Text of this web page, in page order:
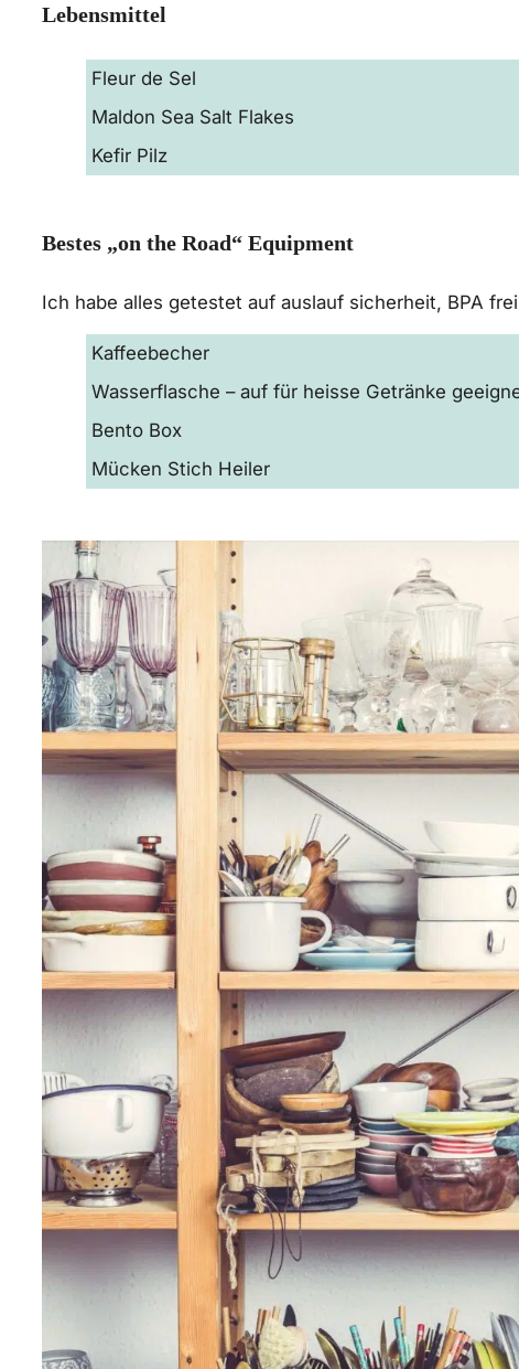
Lebensmittel
Fleur de Sel
Maldon Sea Salt Flakes
Kefir Pilz
Bestes „on the Road“ Equipment
Ich habe alles getestet auf auslauf sicherheit, BPA
Kaffeebecher
Wasserflasche – auf für heisse Getränke
Bento Box
Mücken Stich Heiler